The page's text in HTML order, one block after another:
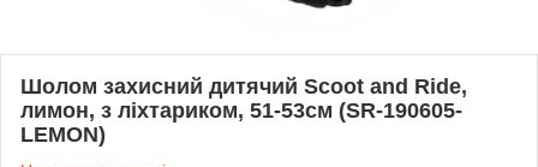
Шолом захисний дитячий Scoot and Ride,
лимон, з ліхтариком, 51-53см (SR-190605-
LEMON)